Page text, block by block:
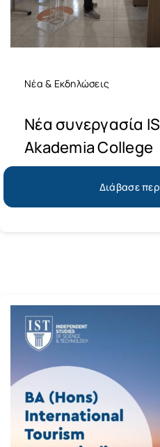
Νέα & Εκδηλώσεις
Νέα συνεργασία
Akademia College
Διάβασε